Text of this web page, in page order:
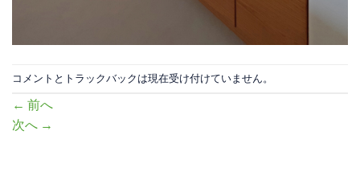
コメントとトラックバックは現在受け付けていません。
← 前へ
次へ →